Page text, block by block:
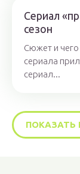
Сериал
сезон
Сюжет и чего
сериала
сериал...
ПОКАЗАТЬ